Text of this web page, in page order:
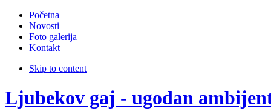
Početna
Novosti
Foto galerija
Kontakt
Skip to content
Ljubekov gaj - ugodan